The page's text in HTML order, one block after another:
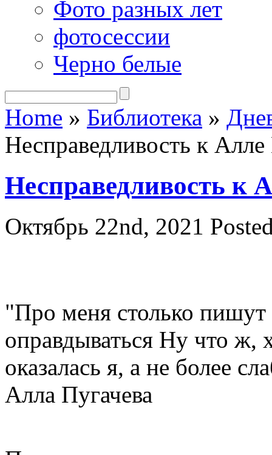
Фото разных лет
фотосессии
Черно белые
Home » Библиотека »
Несправедливость к
Несправедливость к
Октябрь 22nd, 2021
"Про меня столько
оправдываться Ну что
оказалась я, а не более
Алла Пугачева